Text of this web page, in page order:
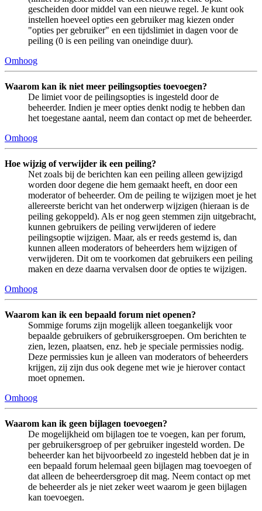
gescheiden door middel van een nieuwe regel. Je kunt ook
instellen hoeveel opties een gebruiker mag kiezen onder
"opties per gebruiker" en een tijdslimiet in dagen voor de
peiling (0 is een peiling van oneindige duur).
Omhoog
Waarom kan ik niet meer peilingsopties toevoegen?
De limiet voor de peilingsopties is ingesteld door de
beheerder. Indien je meer opties denkt nodig te hebben dan
het toegestane aantal, neem dan contact op met de beheerder.
Omhoog
Hoe wijzig of verwijder ik een peiling?
Net zoals bij de berichten kan een peiling alleen gewijzigd
worden door degene die hem gemaakt heeft, en door een
moderator of beheerder. Om de peiling te wijzigen moet je het
allereerste bericht van het onderwerp wijzigen (hieraan is de
peiling gekoppeld). Als er nog geen stemmen zijn uitgebracht,
kunnen gebruikers de peiling verwijderen of iedere
peilingsoptie wijzigen. Maar, als er reeds gestemd is, dan
kunnen alleen moderators of beheerders hem wijzigen of
verwijderen. Dit om te voorkomen dat gebruikers een peiling
maken en deze daarna vervalsen door de opties te wijzigen.
Omhoog
Waarom kan ik een bepaald forum niet openen?
Sommige forums zijn mogelijk alleen toegankelijk voor
bepaalde gebruikers of gebruikersgroepen. Om berichten te
zien, lezen, plaatsen, enz. heb je speciale permissies nodig.
Deze permissies kun je alleen van moderators of beheerders
krijgen, zij zijn dus ook degene met wie je hierover contact
moet opnemen.
Omhoog
Waarom kan ik geen bijlagen toevoegen?
De mogelijkheid om bijlagen toe te voegen, kan per forum,
per gebruikersgroep of per gebruiker ingesteld worden. De
beheerder kan het bijvoorbeeld zo ingesteld hebben dat je in
een bepaald forum helemaal geen bijlagen mag toevoegen of
dat alleen de beheerdersgroep dit mag. Neem contact op met
de beheerder als je niet zeker weet waarom je geen bijlagen
kan toevoegen.